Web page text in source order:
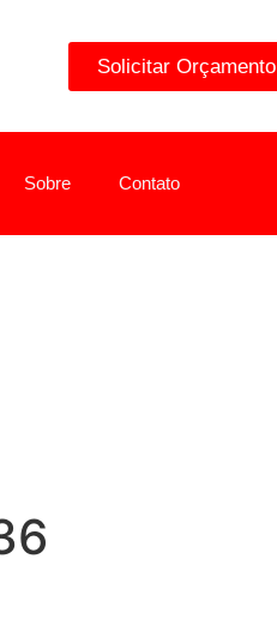
Solicitar Orçamento
Sobre Contato